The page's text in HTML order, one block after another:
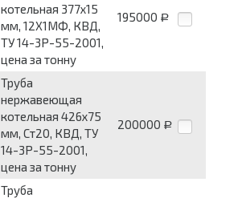
котельная 377х15
мм, 12Х1МФ, КВД,
ТУ 14-3Р-55-2001,
цена за тонну
195000 Р
Труба
нержавеющая
котельная 426х75
мм, Ст20, КВД, ТУ
14-3Р-55-2001,
цена за тонну
200000 Р
Труба